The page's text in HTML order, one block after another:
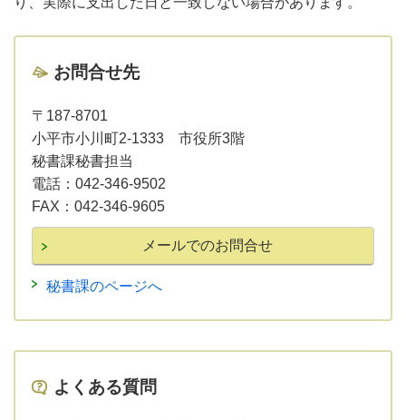
お問合せ先
〒187-8701
小平市小川町2-1333 市役所3階
秘書課秘書担当
電話： 042-346-9502
FAX： 042-346-9605
秘書課のページへ
よくある質問